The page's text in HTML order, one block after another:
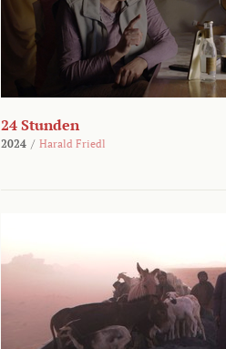
24 Stunden
2024 / Harald Friedl